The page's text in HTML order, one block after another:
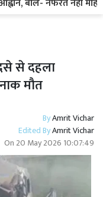
बोले- नफरत नहीं
से दहला
मौत
ByAmrit Vichar
Edited ByAmrit Vichar
On 20 May 2026 10:07:49